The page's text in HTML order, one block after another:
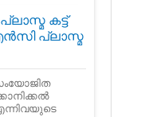
കട്ട്
പ്ലാസ്മ